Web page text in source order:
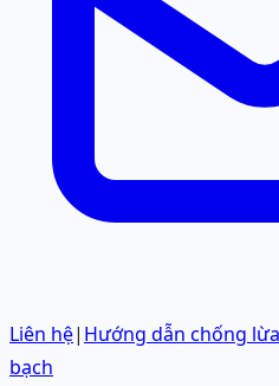
Liên hệ| Hướng dẫn chống
bạch